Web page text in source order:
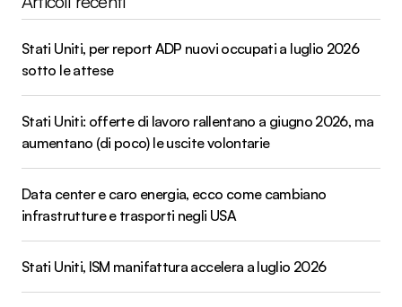
Stati Uniti, per report ADP nuovi occupati a luglio 2026
sotto le attese
Stati Uniti: offerte di lavoro rallentano a giugno 2026, ma
aumentano (di poco) le uscite volontarie
Data center e caro energia, ecco come cambiano
infrastrutture e trasporti negli USA
Stati Uniti, ISM manifattura accelera a luglio 2026